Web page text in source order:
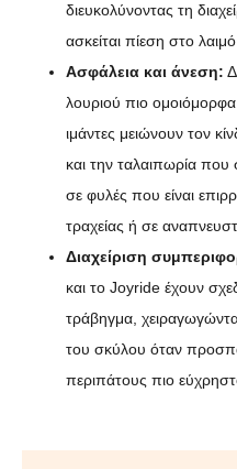
διευκολύνοντας τη
ασκείται πίεση στο
Ασφάλεια και άνεση:
λουριού πιο
ιμάντες μειώνουν τον
και την ταλαιπωρία που
σε φυλές που είναι
τραχείας ή σε
Διαχείριση
και το Joyride έχουν
τράβηγμα,
του σκύλου όταν
περιπάτους πιο